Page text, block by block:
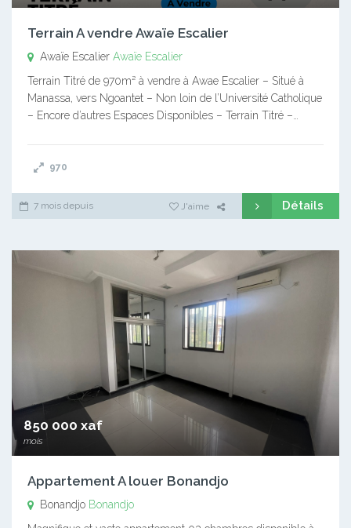
Terrain A vendre Awaïe Escalier
Awaïe Escalier Awaïe Escalier
Terrain Titré de 970m² à vendre à Awae Escalier – Situé à
Manassa, vers Ngoantet – Non loin de l’Université Catholique
– Encore d’autres Espaces Disponibles – Terrain Titré –…
970
7 mois depuis J'aime Détails
850 000 xaf
mois
Appartement A louer Bonandjo
Bonandjo Bonandjo